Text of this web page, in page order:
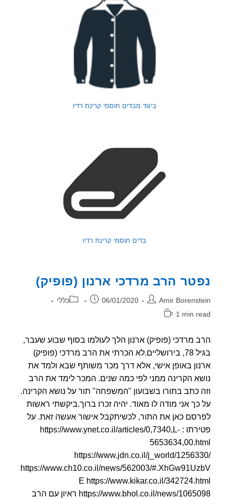
ביגוד מבדים חוסמי קרינת רדיו
בדים חוסמי קרינת רדיו
הרב מרדכי ארנון (פופיק)
Amir פורסם:
06/01/2020 קטגוריה:
כללי
1 min
מרדכי (פופיק) ארנון הלך לעולמו בסוף שבוע שעבר,
בגיל 78, בירושליים.לא הכרתי את הרב מרדכי (פופיק)
באופן אישי, אלא דרך מכר משותף שבא ולמד את
הקרינה ממני לפי כמה שנים. המכר לימד את הרב
כתב בתורו בשבועון "המשפחה" תור על נושא הקרינה.
אני מודה לו מאוד. יהיה זכרו ברוך.ביקשתי ראשות
כאן את התור, לכשיתקבל אישור אעשה זאת. על
פטירתו : https://www.ynet.co.il/articles/0,7340,L-
https://www.jdn.co.il/j_world/
https://www.ch10.co.il/news/562003/
E https://www.kikar.co.il/
https://www.bhol.co.il/news/1065098 ראיון עם הרב